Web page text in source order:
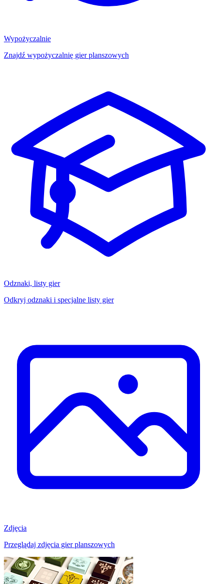
Wypożyczalnie
Znajdź wypożyczalnię gier planszowych
Odznaki, listy gier
Odkryj odznaki i specjalne listy gier
Zdjęcia
Przeglądaj zdjęcia gier planszowych